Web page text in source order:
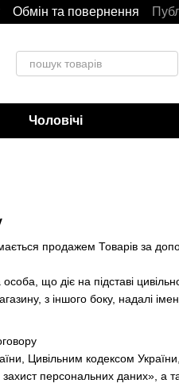
Обмін та повернення
Чоловічі
продажем Товарів за
що діє на підставі
з іншого боку, надалі
Цивільним кодексом
персональних даних»,